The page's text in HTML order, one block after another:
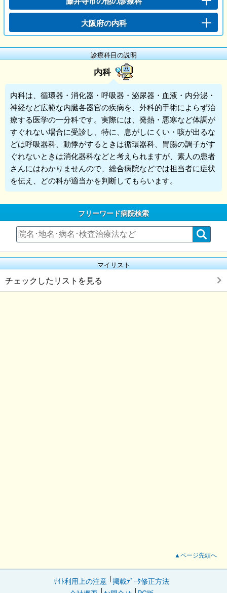
大阪府の内科
診療科目の説明
内科
内科は、循環器・消化器・呼吸器・泌尿器・血液・内分泌・
神経など広範な内臓各器官の疾病を、外科的手術によらず治
療する医学の一分科です。実際には、発熱・悪寒など体調が
すぐれない場合に受診し、特に、息がしにくい・咳が出るな
どは呼吸器科、動悸がするときは循環器科、胃腸の調子がす
ぐれないときは消化器科などと考えられますが、素人の患者
さんにはわかりませんので、総合病院などでは担当者に症状
を伝え、どの科が適当かを判断してもらいます。
フリーワード病院検索
マイリスト
チェックしたリストを見る
▲ページ先頭へ
ｻｲﾄ利用上の注意 掲載ﾃﾞｰﾀ修正方法